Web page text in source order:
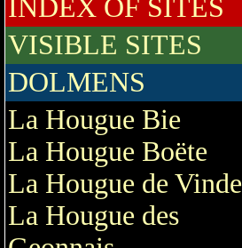
INDEX OF SITES
VISIBLE SITES
DOLMENS
La Hougue Bie
La Hougue Boëte
La Hougue de Vinde
La Hougue des